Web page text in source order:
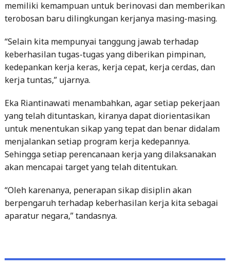
“Selain kita mempunyai tanggung jawab terhadap
keberhasilan tugas-tugas yang diberikan pimpinan,
kedepankan kerja keras, kerja cepat, kerja cerdas, dan
kerja tuntas,” ujarnya.
Eka Riantinawati menambahkan, agar setiap pekerjaan
yang telah dituntaskan, kiranya dapat diorientasikan
untuk menentukan sikap yang tepat dan benar didalam
menjalankan setiap program kerja kedepannya.
Sehingga setiap perencanaan kerja yang dilaksanakan
akan mencapai target yang telah ditentukan.
“Oleh karenanya, penerapan sikap disiplin akan
berpengaruh terhadap keberhasilan kerja kita sebagai
aparatur negara,” tandasnya.
navigationpost:
Wakapolda Lampung Hadiri Kunjungan Kerja